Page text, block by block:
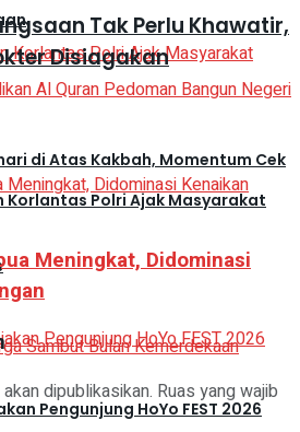
di Atas Kakbah, Momentum Cek
Pengunjung HoYo FEST 2026
Korlantas Polri Ajak Masyarakat
Tak Perlu Khawatir,
Disiagakan
Meningkat, Didominasi
dipublikasikan. Ruas yang wajib